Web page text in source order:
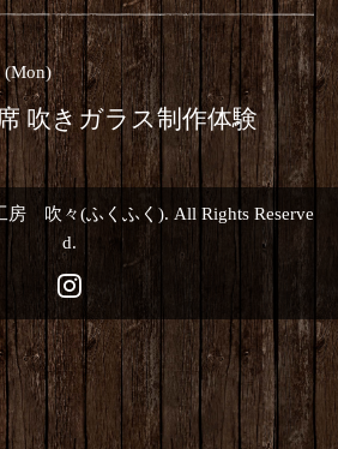
(Mon)
吹きガラス制作体験
房 吹々(ふくふく). All Rights Reserve
d.